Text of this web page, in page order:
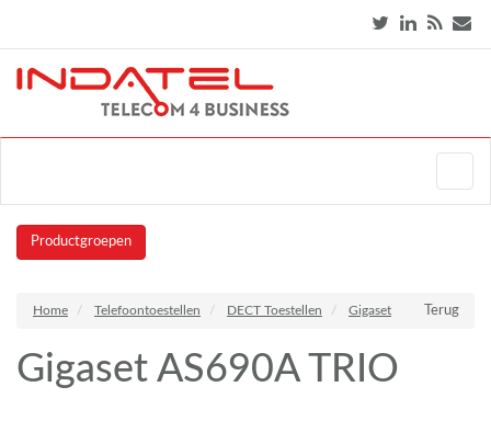
Productgroepen
Terug
Home Telefoontoestellen DECT Toestellen Gigaset
Gigaset AS690A TRIO